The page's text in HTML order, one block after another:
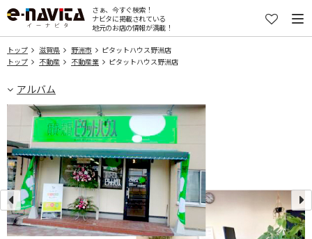
さぁ、今すぐ検索！
ナビタに掲載されている
地元のお店の情報が満載！
トップ 滋賀県 野洲市
ピタットハウス野洲店
トップ
不動産 不動産業 ピタットハウス野洲店
アルバム